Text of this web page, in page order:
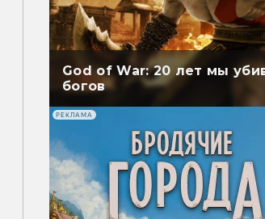
God of War: 20 лет мы
богов
РЕКЛАМА